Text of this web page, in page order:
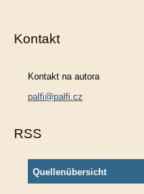
Kontakt
Kontakt na autora
palfi@palfi.cz
RSS
Quellenübersicht